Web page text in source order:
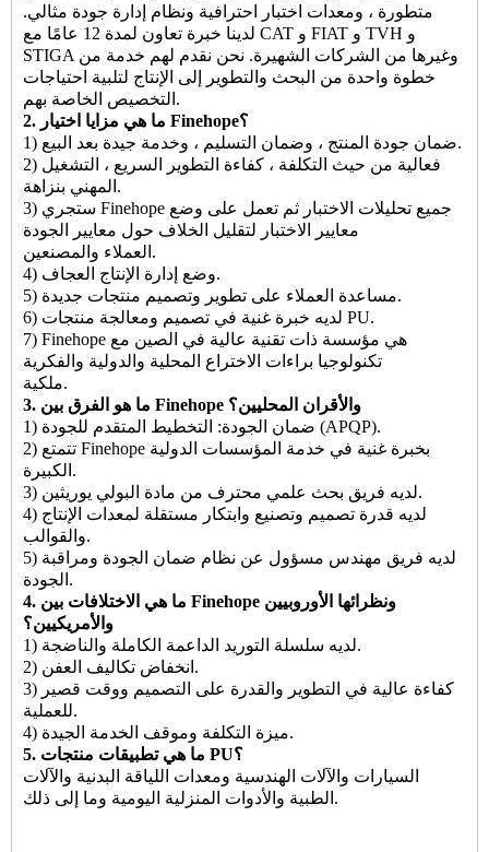
متطورة ، ومعدات اختبار احترافية ونظام إدارة جودة مثالي.
لدينا خبرة تعاون لمدة 12 عامًا مع CAT و FIAT و TVH و
STIGA وغيرها من الشركات الشهيرة. نحن نقدم لهم خدمة من
خطوة واحدة من البحث والتطوير إلى الإنتاج لتلبية احتياجات
التخصيص الخاصة بهم.
2. ما هي مزايا اختيار Finehope؟
1) ضمان جودة المنتج ، وضمان التسليم ، وخدمة جيدة بعد البيع.
2) فعالية من حيث التكلفة ، كفاءة التطوير السريع ، التشغيل
المهني بنزاهة.
3) ستجري Finehope جميع تحليلات الاختبار ثم تعمل على وضع
معايير الاختبار لتقليل الخلاف حول معايير الجودة
العملاء والمصنعين.
4) وضع إدارة الإنتاج العجاف.
5) مساعدة العملاء على تطوير وتصميم منتجات جديدة.
6) لديه خبرة غنية في تصميم ومعالجة منتجات PU.
7) Finehope هي مؤسسة ذات تقنية عالية في الصين مع
تكنولوجيا براءات الاختراع المحلية والدولية والفكرية
ملكية.
3. ما هو الفرق بين Finehope والأقران المحليين؟
1) ضمان الجودة: التخطيط المتقدم للجودة (APQP).
2) تتمتع Finehope بخبرة غنية في خدمة المؤسسات الدولية
الكبيرة.
3) لديه فريق بحث علمي محترف من مادة البولي يوريثين.
4) لديه قدرة تصميم وتصنيع وابتكار مستقلة لمعدات الإنتاج
والقوالب.
5) لديه فريق مهندس مسؤول عن نظام ضمان الجودة ومراقبة
الجودة.
4. ما هي الاختلافات بين Finehope ونظرائها الأوروبيين
والأمريكيين؟
1) لديه سلسلة التوريد الداعمة الكاملة والناضجة.
2) انخفاض تكاليف العفن.
3) كفاءة عالية في التطوير والقدرة على التصميم ووقت قصير
للعملية.
4) ميزة التكلفة وموقف الخدمة الجيدة.
5. ما هي تطبيقات منتجات PU؟
السيارات والآلات الهندسية ومعدات اللياقة البدنية والآلات
الطبية والأدوات المنزلية اليومية وما إلى ذلك.